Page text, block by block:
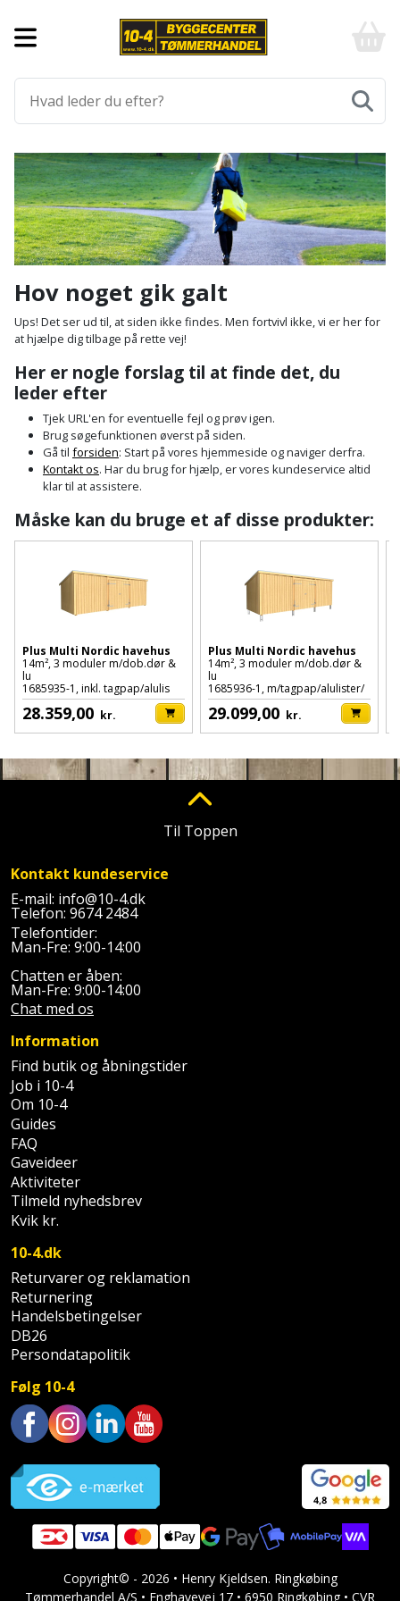
Aluprofiler
Armering
Asfalt
Befæstigelse
Byggeplader
Cement
og
mørtel
Damp-
og
vindspærre
dørgreb
lås
Fliseopsætning
Fugemateriale
og
lim
Garageport
Gelænder
Gips
Grundmursplader
Hardieplank
brædder
Hemsestige
Isolering
Komposit
terrassebrædder
Lecablokke
og
fundablokke
Lofter
Lofttrapper
Murbinder
Murpap
og
murfolie
Gulve
Fliser
og
klinker
Gulvtilbehør
Gulvunderlag
Gulvvarme
Laminatgulv
Vinylgulv
Værktøj
Afmærkning
Arbejdsbuk
Bærehåndtag
Båndstrammer
og
løftebånd
Blæselampe
Blindnitter
Byggepladshegn
Byggepladstrapper
Donkraft
Dorn
skumpistol
Gevindskærer
Glasløfter
Glasskærer
Hæftepistol
og
-
hammer
Hammer
Høvl
Kiler
Kloakrenser
og
hobbykniv
Koben
Kridtsnor
Lærlingesæt
Landmålerstok
Elværktøj
Afkortersav
Arbejdsbord
Arbejdslamper
og
belysning
Arbejdsradio
Bajonetsav
Bajonetsavklinge
Båndsav
Båndsliber
og
bænksliber
Bindemaskine
Bits
Bor
Bordrundsav
og
skruemaskine
Borehammer
Boremaskinetilbehør
Detektor
Diamantskæremaskine
Diamantslibertilbehør
Dykkerpistol
Dyksav
Excentersliber
Excenterslibertilbehør
Fedtsprøjte
Havemaskiner
Buskrydder
Dykpumpe
Fejemaskine
Generator
Græstrimmer
Hækkeklipper
Havetraktor
Højtryksrenser
Husvandværk
Kompostkværn
og
Motorsav
og
kædesav
og
kædesav
tilbehør
Pælebor
Plæneklipper
Plæneklipper
tilbehør
Robotplæneklipper
Robotplæneklipper
tilbehør
Vandpumpe
Vertikalskærer
/
mosfjerner
Vinduesvasker
have
og
fritid
Affaldssortering
Affugter
Bålfad
bålsted
Batterier
Belægningssten
Belysning
Beslag
Bilpleje
og
autotilbehør
Brændeovn
Brandslukker
Brugskunst
Camping
Damprengøring
Dørmåtte
Dørrist
Drivhus
Drivhustilbehør
Elartikler
Flagstænger
til
hus
og
have
Fuglefoderhus
Garderobe
opbevaring
Gavekort
Maling
Afdækning
til
malerarbejde
Gulvplejemidler
Malerværktøj
Maling
Maling
udendørs
Rengøring
Spartelmasse
til
væg
Tape
VVS
Armatur
vandhaner
Badeværelse
afløb
Pex
rør
Radiator
Stålvask
Ventilation
og
indeklima
Beklædning
BørnOutlet
Tilbudsavis
Log
ind
Kvik
Guides
Gaveideer
Aktiviteter
-
billigt
og
-
Klik
og
byg
Hov noget gik galt
Ups! Det ser ud til, at siden ikke findes. Men fortvivl ikke, vi er her for
at hjælpe dig tilbage på rette vej!
Her er nogle forslag til at finde det, du
leder efter
Tjek URL'en for eventuelle fejl og prøv igen.
Brug søgefunktionen øverst på siden.
Gå til forsiden: Start på vores hjemmeside og naviger derfra.
Kontakt os. Har du brug for hjælp, er vores kundeservice altid
klar til at assistere.
Måske kan du bruge et af disse produkter:
Plus Multi Nordic havehus
14m², 3 moduler m/dob.dør &
lu
1685935-1, inkl. tagpap/alulis
28.359,00 kr.
Plus Multi Nordic havehus
14m², 3 moduler m/dob.dør &
lu
1685936-1, m/tagpap/alulister/
29.099,00 kr.
Til Toppen
Kontakt kundeservice
E-mail: info@10-4.dk
Telefon: 9674 2484
Telefontider:
Man-Fre: 9:00-14:00
Chatten er åben:
Man-Fre: 9:00-14:00
Chat med os
Information
Find butik og åbningstider
Job i 10-4
Om 10-4
Guides
FAQ
Gaveideer
Aktiviteter
Tilmeld nyhedsbrev
Kvik kr.
10-4.dk
Returvarer og reklamation
Returnering
Handelsbetingelser
DB26
Persondatapolitik
Følg 10-4
Copyright© - 2026 • Henry Kjeldsen. Ringkøbing
Tømmerhandel A/S • Enghavevej 17 • 6950 Ringkøbing • CVR